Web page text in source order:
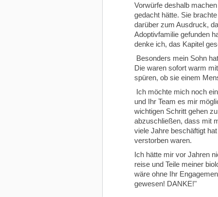
Vorwürfe deshalb
gedacht hätte. Sie
darüber zum Ausdruck,
Adoptivfamilie gefunden
denke ich, das Kapitel
Besonders mein Sohn
Die waren sofort warm
spüren, ob sie einem
Ich möchte mich noch
und Ihr Team es mir
wichtigen Schritt gehen
abzuschließen, dass mit
viele Jahre beschäftigt
verstorben waren.
Ich hätte mir vor Jahren
reise und Teile meiner
wäre ohne Ihr
gewesen! DANKE!"